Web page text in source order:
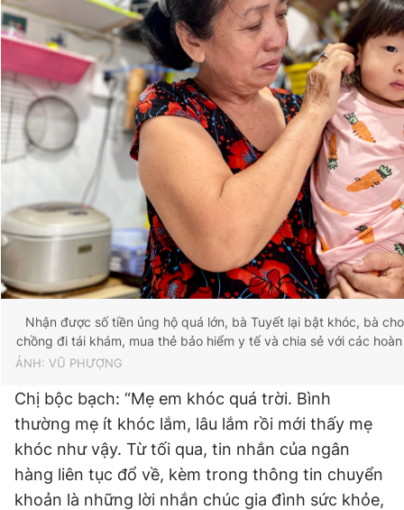
Nhận được số tiền ủng hộ quá lớn, bà Tuyết lại bật khóc, bà
chồng đi tái khám, mua thẻ bảo hiểm y tế và chia sẻ với các
ẢNH: VŨ PHƯỢNG
Chị bộc bạch: “Mẹ em khóc quá trời. Bình
thường mẹ ít khóc lắm, lâu lắm rồi mới thấy mẹ
khóc như vậy. Từ tối qua, tin nhắn của ngân
hàng liên tục đổ về, kèm trong thông tin chuyển
khoản là những lời nhắn chúc gia đình sức khỏe,